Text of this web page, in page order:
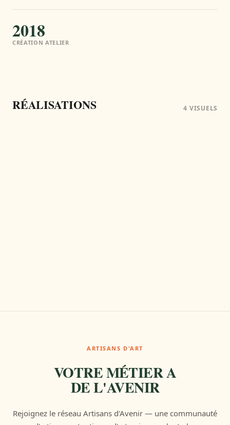
2018
CRÉATION ATELIER
RÉALISATIONS 4 VISUELS
ARTISANS D'ART
VOTRE MÉTIER A
DE L'AVENIR
Rejoignez le réseau Artisans d'Avenir — une communauté